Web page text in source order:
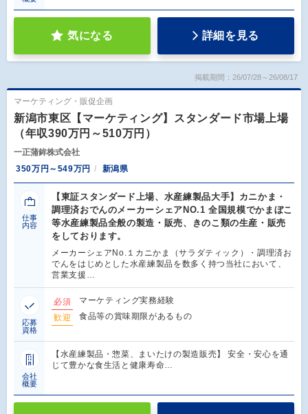
気になる 詳細を見る
掲載期間：26/07/28～26/08/17
マーケティング・販促企画
新潟市東区【マーケティング】スタンダード市場上場
（年収390万円～510万円）
一正蒲鉾株式会社
350万円～549万円
新潟県
仕事
内容
【東証スタンダード上場、水産練製品大手】カニかま・
調理済おでんのメーカーシェアNO.1 全国規模でかまぼこ
等水産練製品全般の製造・販売、きのこ類の生産・販売
をしております。
メーカーシェアNo.１カニかま（サラダティック）・調理済お
でんをはじめとした水産練製品を数多く持つ当社において、
営業支援…
応募
資格
必須
マーケティング実務経験
歓迎
食品等の賞味期限があるもの
会社
概要
【水産練製品・惣菜、まいたけの製造販売】 安全・安心を通
じて豊かな食生活と健康寿命…